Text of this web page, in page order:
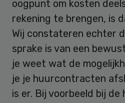
oogpunt om kosten
rekening te brengen, is
Wij constateren echter
sprake is van een
je weet wat de
je je huurcontracten
is er. Bij voorbeeld bij de